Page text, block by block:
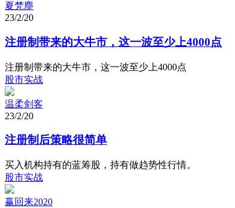
夏梵塵
23/2/20
注册制带来的大牛市，这一波至少上4000点
注册制带来的大牛市，这一波至少上4000点
股市实战
温柔剑客
23/2/20
注册制后策略很简单
买入机构持有的蓝筹股，持有做趋势性行情。
股市实战
赢回来2020